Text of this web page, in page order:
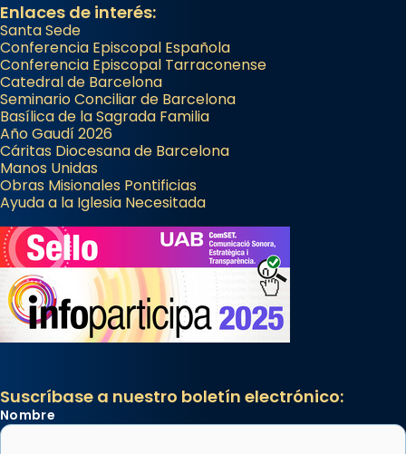
Enlaces de interés:
Santa Sede
Conferencia Episcopal Española
Conferencia Episcopal Tarraconense
Catedral de Barcelona
Seminario Conciliar de Barcelona
Basílica de la Sagrada Familia
Año Gaudí 2026
Cáritas Diocesana de Barcelona
Manos Unidas
Obras Misionales Pontificias
Ayuda a la Iglesia Necesitada
Suscríbase a nuestro boletín electrónico:
Nombre